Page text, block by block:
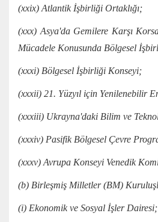
(xxix) Atlantik İşbirliği Ortaklığı;
(xxx) Asya'da Gemilere Karşı
Mücadele Konusunda Bölgesel
(xxxi) Bölgesel İşbirliği Konseyi;
(xxxii) 21. Yüzyıl için Yenilenebilir
(xxxiii) Ukrayna'daki Bilim ve
(xxxiv) Pasifik Bölgesel Çevre
(xxxv) Avrupa Konseyi Venedik
(b) Birleşmiş Milletler (BM)
(i) Ekonomik ve Sosyal İşler Dairesi;